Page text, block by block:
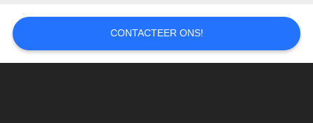
PRIVACYBELEID
CONTACTEER ONS!